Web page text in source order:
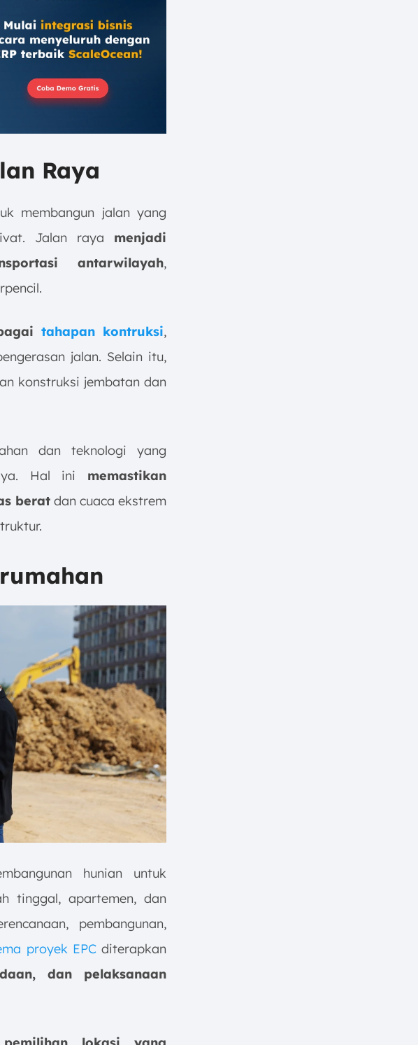
Raya
membangun jalan yang
Jalan raya menjadi
antarwilayah,
tahapan kontruksi,
jalan. Selain itu,
konstruksi jembatan dan
dan teknologi yang
Hal ini memastikan
beratdan cuaca ekstrem
hunian untuk
tinggal, apartemen, dan
pembangunan,
proyek EPCditerapkan
dan pelaksanaan